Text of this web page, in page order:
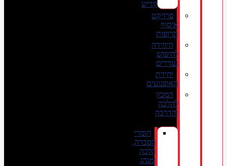
קדיש
פרויקט
איסוף
תרופות
היחידה
לחיפוש
נעדרים
יחידת
האופנועים
המכון
להלכה
והדרכה
חומרי
הסברה,
הלכה
ומנהג